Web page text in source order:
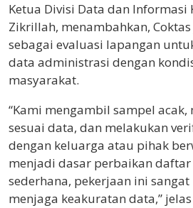
Ketua Divisi Data dan Informasi
Zikrillah, menambahkan,
sebagai evaluasi lapangan
data administrasi dengan
masyarakat.
“Kami mengambil sampel
sesuai data, dan melakukan
dengan keluarga atau pihak
menjadi dasar perbaikan
sederhana, pekerjaan ini
menjaga keakuratan data,”